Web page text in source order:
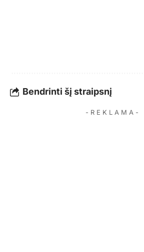
Bendrinti šį straipsnį
- R E K L A M A -